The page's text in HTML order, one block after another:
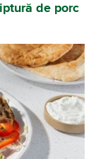
de porc